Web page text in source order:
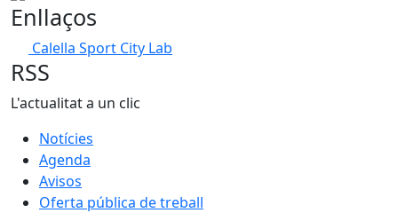
Enllaços
Calella Sport City Lab
RSS
L'actualitat a un clic
Notícies
Agenda
Avisos
Oferta pública de treball